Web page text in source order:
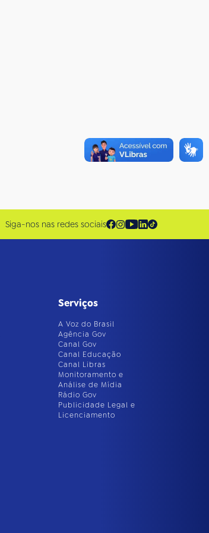
Siga-nos nas redes sociais
Serviços
A Voz do Brasil
Agência Gov
Canal Gov
Canal Educação
Canal Libras
Monitoramento e
Análise de Mídia
Rádio Gov
Publicidade Legal e
Licenciamento